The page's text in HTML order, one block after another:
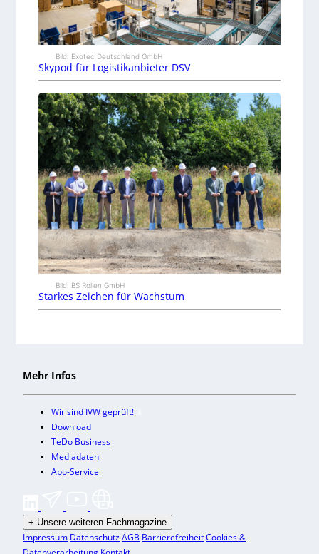
Bild: Exotec Deutschland GmbH
Skypod für Logistikanbieter DSV
Bild: BS Rollen GmbH
Starkes Zeichen für Wachstum
Mehr Infos
Wir sind IVW geprüft!
Download
TeDo Business
Mediadaten
Abo-Service
+ Unsere weiteren Fachmagazine
Impressum DatenschutzAGB BarrierefreiheitCookies &